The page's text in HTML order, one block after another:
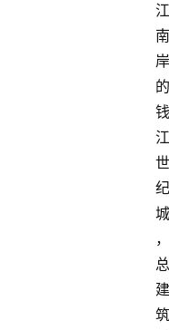
江
南
岸
的
钱
江
世
纪
城
，
总
建
筑